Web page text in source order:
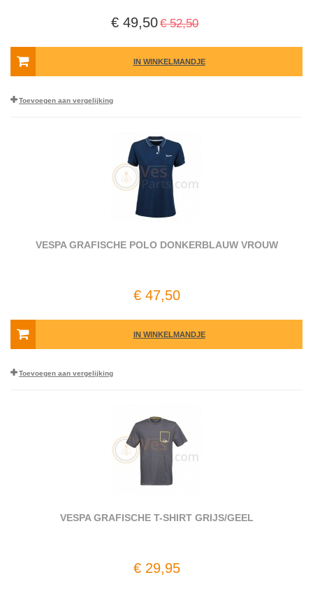
€ 49,50€ 52,50
IN WINKELMANDJE
Toevoegen aan vergelijking
VESPA GRAFISCHE POLO DONKERBLAUW VROUW
€ 47,50
IN WINKELMANDJE
Toevoegen aan vergelijking
VESPA GRAFISCHE T-SHIRT GRIJS/GEEL
€ 29,95